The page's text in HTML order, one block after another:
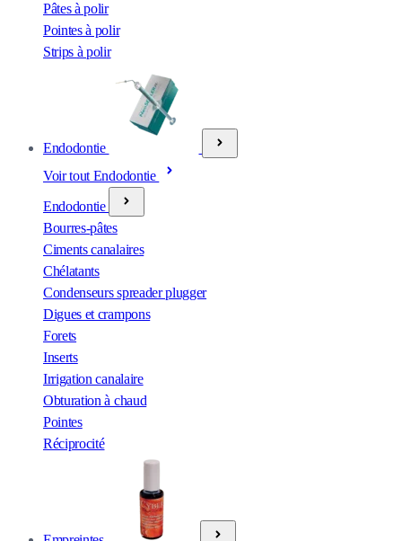
Pâtes à polir
Pointes à polir
Strips à polir
Endodontie
Voir tout Endodontie
Endodontie
Bourres-pâtes
Ciments canalaires
Chélatants
Condenseurs spreader plugger
Digues et crampons
Forets
Inserts
Irrigation canalaire
Obturation à chaud
Pointes
Réciprocité